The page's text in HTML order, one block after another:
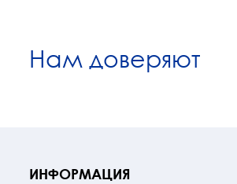
Нам доверяют
ИНФОРМАЦИЯ